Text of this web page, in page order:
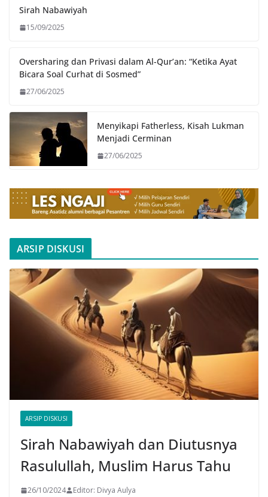
Sirah Nabawiyah
15/09/2025
Oversharing dan Privasi dalam Al-Qur’an: “Ketika Ayat
Bicara Soal Curhat di Sosmed”
27/06/2025
Menyikapi Fatherless, Kisah Lukman
Menjadi Cerminan
27/06/2025
ARSIP DISKUSI
ARSIP DISKUSI
Sirah Nabawiyah dan Diutusnya
Rasulullah, Muslim Harus Tahu
26/10/2024 Editor: Divya Aulya